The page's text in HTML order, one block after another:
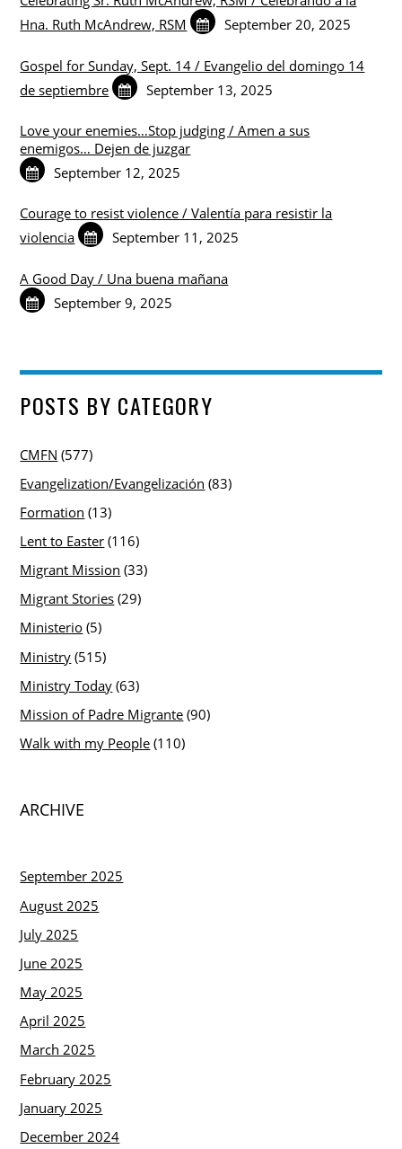
Hna. Ruth McAndrew, RSM
September 20, 2025
Gospel for Sunday, Sept. 14 / Evangelio del domingo 14
de septiembre
September 13, 2025
Love your enemies…Stop judging / Amen a sus
enemigos… Dejen de juzgar
September 12, 2025
Courage to resist violence / Valentía para resistir la
violencia
September 11, 2025
A Good Day / Una buena mañana
September 9, 2025
POSTS BY CATEGORY
CMFN (577)
Evangelization/Evangelización (83)
Formation (13)
Lent to Easter (116)
Migrant Mission (33)
Migrant Stories (29)
Ministerio (5)
Ministry (515)
Ministry Today (63)
Mission of Padre Migrante (90)
Walk with my People (110)
ARCHIVE
September 2025
August 2025
July 2025
June 2025
May 2025
April 2025
March 2025
February 2025
January 2025
December 2024